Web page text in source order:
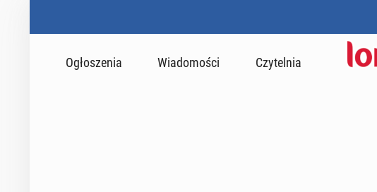
Ogłoszenia Wiadomości Czytelnia